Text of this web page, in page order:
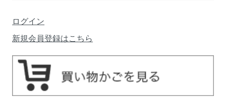
ログイン
新規会員登録はこちら